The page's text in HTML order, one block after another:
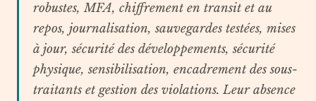
robustes, MFA, chiffrement en transit et au
repos, journalisation, sauvegardes testées, mises
à jour, sécurité des développements, sécurité
physique, sensibilisation, encadrement des sous-
traitants et gestion des violations. Leur absence